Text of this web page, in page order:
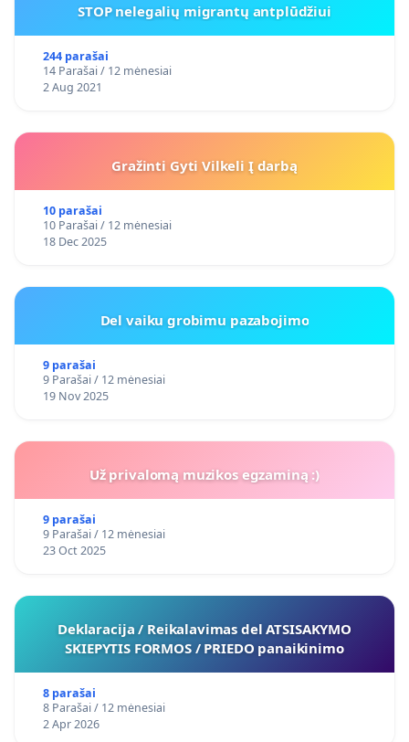
STOP nelegalių migrantų antplūdžiui
244 parašai
14 Parašai / 12 mėnesiai
2 Aug 2021
Gražinti Gyti Vilkeli Į darbą
10 parašai
10 Parašai / 12 mėnesiai
18 Dec 2025
Del vaiku grobimu pazabojimo
9 parašai
9 Parašai / 12 mėnesiai
19 Nov 2025
Už privalomą muzikos egzaminą :)
9 parašai
9 Parašai / 12 mėnesiai
23 Oct 2025
Deklaracija / Reikalavimas del ATSISAKYMO
SKIEPYTIS FORMOS / PRIEDO panaikinimo
8 parašai
8 Parašai / 12 mėnesiai
2 Apr 2026